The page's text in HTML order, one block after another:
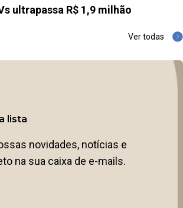
ultrapassa R$ 1,9 milhão
Ver todas
lista
novidades, notícias e
na sua caixa de e-mails.